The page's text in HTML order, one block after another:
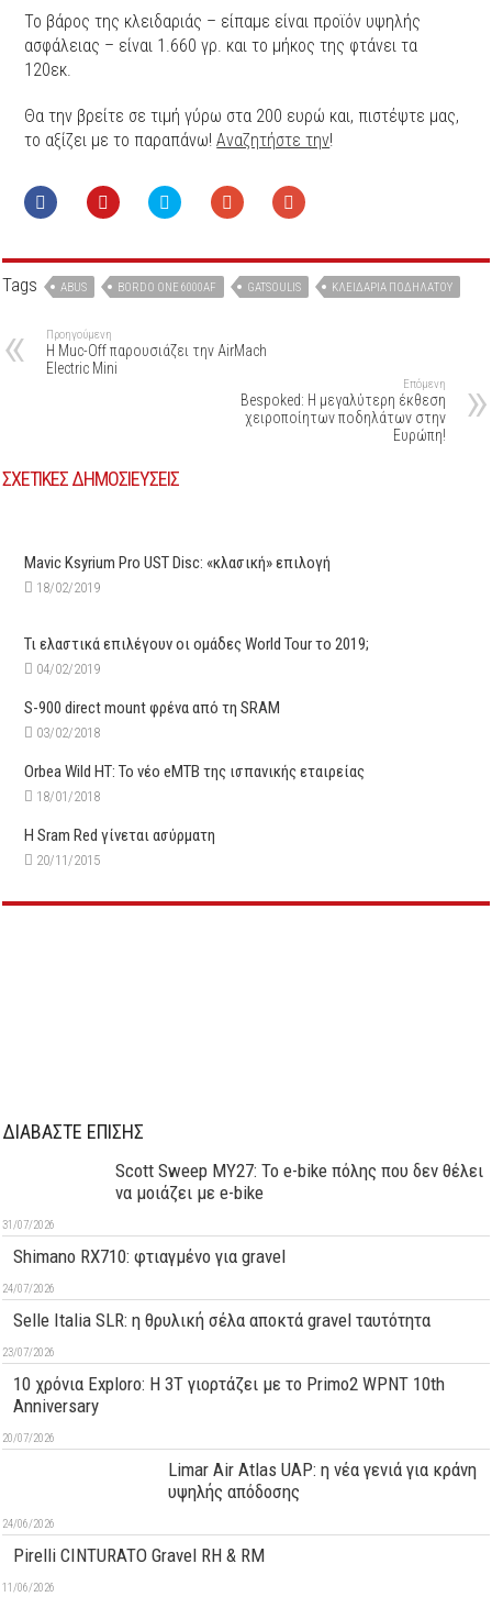
Το βάρος της κλειδαριάς – είπαμε είναι προϊόν υψηλής
ασφάλειας – είναι 1.660 γρ. και το μήκος της φτάνει τα
120εκ.
Θα την βρείτε σε τιμή γύρω στα 200 ευρώ και, πιστέψτε μας,
το αξίζει με το παραπάνω!Αναζητήστε την!
Tags ABUS BORDO ONE 6000AF GATSOULIS ΚΛΕΙΔΑΡΙΆ ΠΟΔΗΛΆΤΟΥ
Προηγούμενη
H Muc-Off παρουσιάζει την AirMach
Electric Mini
Επόμενη
Bespoked: Η μεγαλύτερη έκθεση
χειροποίητων ποδηλάτων στην
Ευρώπη!
ΣΧΕΤΙΚΕΣ ΔΗΜΟΣΙΕΥΣΕΙΣ
Mavic Ksyrium Pro UST Disc: «κλασική» επιλογή
18/02/2019
Τι ελαστικά επιλέγουν οι ομάδες World Tour το 2019;
04/02/2019
S-900 direct mount φρένα από τη SRAM
03/02/2018
Orbea Wild HT: Το νέο eMTB της ισπανικής εταιρείας
18/01/2018
Η Sram Red γίνεται ασύρματη
20/11/2015
ΔΙΑΒΑΣΤΕ ΕΠΙΣΗΣ
Scott Sweep MY27: Το e-bike πόλης που δεν θέλει
να μοιάζει με e-bike
31/07/2026
Shimano RX710: φτιαγμένο για gravel
24/07/2026
Selle Italia SLR: η θρυλική σέλα αποκτά gravel ταυτότητα
23/07/2026
10 χρόνια Exploro: Η 3T γιορτάζει με το Primo2 WPNT 10th
Anniversary
20/07/2026
Limar Air Atlas UAP: η νέα γενιά για κράνη
υψηλής απόδοσης
24/06/2026
Pirelli CINTURATO Gravel RH & RM
11/06/2026